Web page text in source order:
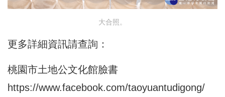
大合照。
更多詳細資訊請查詢：
桃園市土地公文化館臉書
https://www.facebook.com/taoyuantudigong/